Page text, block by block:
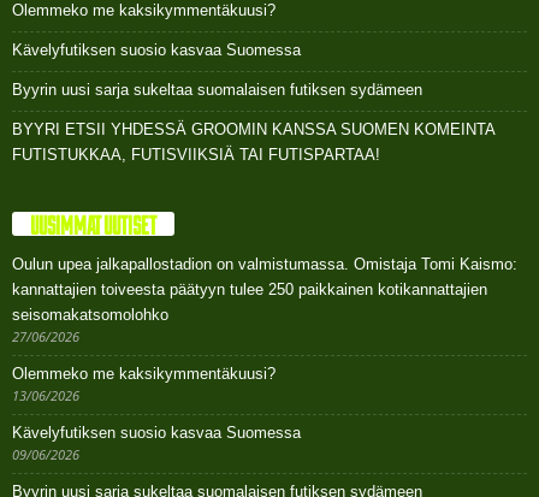
Olemmeko me kaksikymmentäkuusi?
Kävelyfutiksen suosio kasvaa Suomessa
Byyrin uusi sarja sukeltaa suomalaisen futiksen sydämeen
BYYRI ETSII YHDESSÄ GROOMIN KANSSA SUOMEN KOMEINTA
FUTISTUKKAA, FUTISVIIKSIÄ TAI FUTISPARTAA!
UUSIMMAT UUTISET
Oulun upea jalkapallostadion on valmistumassa. Omistaja Tomi Kaismo:
kannattajien toiveesta päätyyn tulee 250 paikkainen kotikannattajien
seisomakatsomolohko
27/06/2026
Olemmeko me kaksikymmentäkuusi?
13/06/2026
Kävelyfutiksen suosio kasvaa Suomessa
09/06/2026
Byyrin uusi sarja sukeltaa suomalaisen futiksen sydämeen